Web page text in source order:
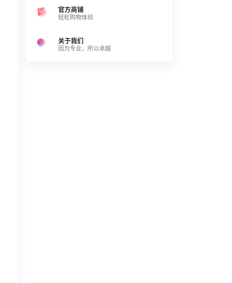
官方商铺
轻松购物体验
关于我们
因为专业，所以卓越